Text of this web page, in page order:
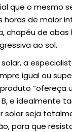
que o mesmo
de maior
chapéu de
ao sol.
a
igual ou
e idealmente
solar seja
para que